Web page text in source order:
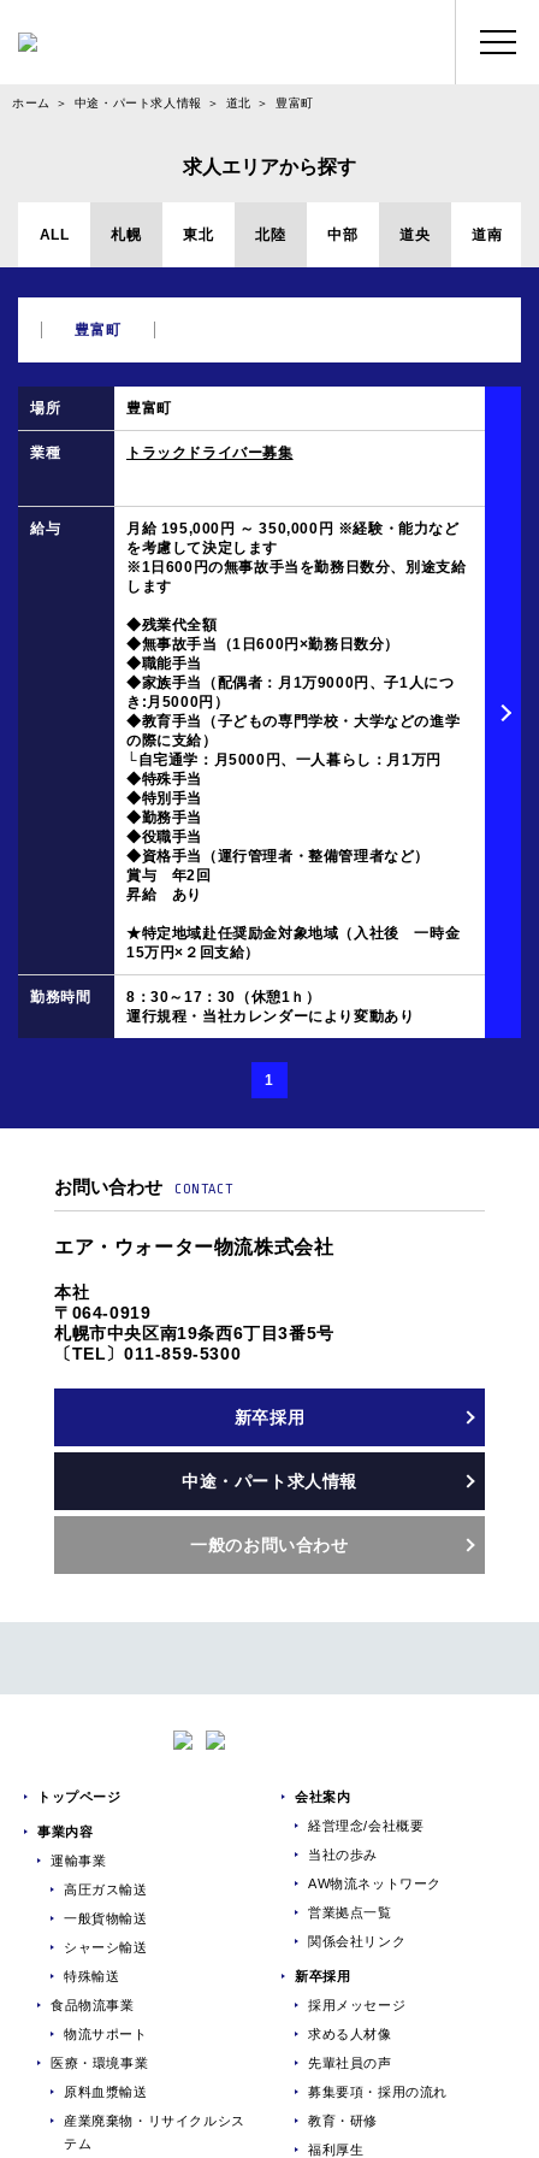
ホーム 中途・パート求人情報 道北 豊富町
求人エリアから探す
ALL 札幌 東北 北陸 中部 道央 道南
豊富町
豊富町
トラックドライバー募集
月給 195,000円 ～ 350,000円 ※経験・能力など
を考慮して決定します
※1日600円の無事故手当を勤務日数分、別途支給
します
◆残業代全額
◆無事故手当（1日600円×勤務日数分）
◆職能手当
◆家族手当（配偶者：月1万9000円、子1人につ
き:月5000円）
◆教育手当（子どもの専門学校・大学などの進学
の際に支給）
└自宅通学：月5000円、一人暮らし：月1万円
◆特殊手当
◆特別手当
◆勤務手当
◆役職手当
◆資格手当（運行管理者・整備管理者など）
賞与 年2回
昇給 あり
★特定地域赴任奨励金対象地域（入社後 一時金
15万円×２回支給）
8：30～17：30（休憩1ｈ）
運行規程・当社カレンダーにより変動あり
1
お問い合わせ CONTACT
エア・ウォーター物流株式会社
本社
〒064-0919
札幌市中央区南19条西6丁目3番5号
〔TEL〕011-859-5300
新卒採用
中途・パート求人情報
一般のお問い合わせ
トップページ
事業内容
運輸事業
高圧ガス輸送
一般貨物輸送
シャーシ輸送
特殊輸送
食品物流事業
物流サポート
医療・環境事業
原料血漿輸送
産業廃棄物・リサイクルシス
テム
会社案内
経営理念/会社概要
当社の歩み
AW物流ネットワーク
営業拠点一覧
関係会社リンク
新卒採用
採用メッセージ
求める人材像
先輩社員の声
募集要項・採用の流れ
教育・研修
福利厚生